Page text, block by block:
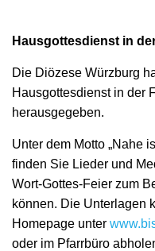
Hausgottesdienst in
Die Diözese Würzburg
Hausgottesdienst in der
herausgegeben.
Unter dem Motto „Nahe
finden Sie Lieder und
Wort-Gottes-Feier zum
können. Die Unterlagen
Homepage unter
oder im Pfarrbüro